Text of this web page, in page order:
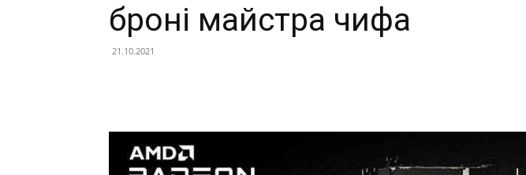
броні майстра чифа
21.10.2021